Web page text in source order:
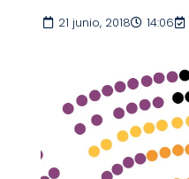
21 junio, 2018 14:06